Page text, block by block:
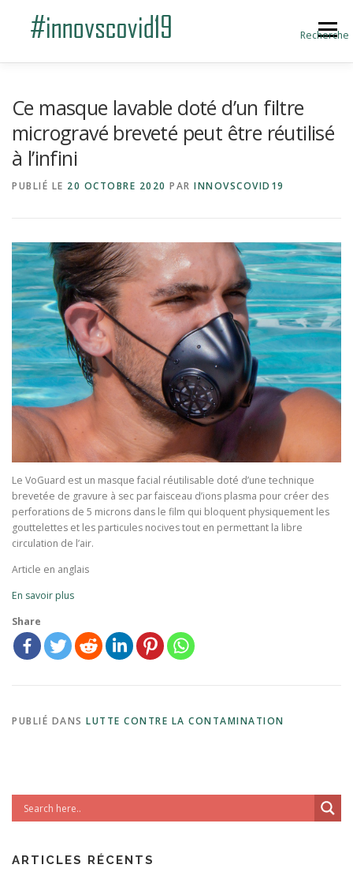
Recherche
Menu
SOUMETTRE UNE INNOVATION
Ce masque lavable doté d’un filtre
microgravé breveté peut être réutilisé
à l’infini
PUBLIÉ LE 20 OCTOBRE 2020 PAR INNOVSCOVID19
Le VoGuard est un masque facial réutilisable doté d’une technique
brevetée de gravure à sec par faisceau d’ions plasma pour créer des
perforations de 5 microns dans le film qui bloquent physiquement les
gouttelettes et les particules nocives tout en permettant la libre
circulation de l’air.
Article en anglais
En savoir plus
Share
PUBLIÉ DANS LUTTE CONTRE LA CONTAMINATION
ARTICLES RÉCENTS